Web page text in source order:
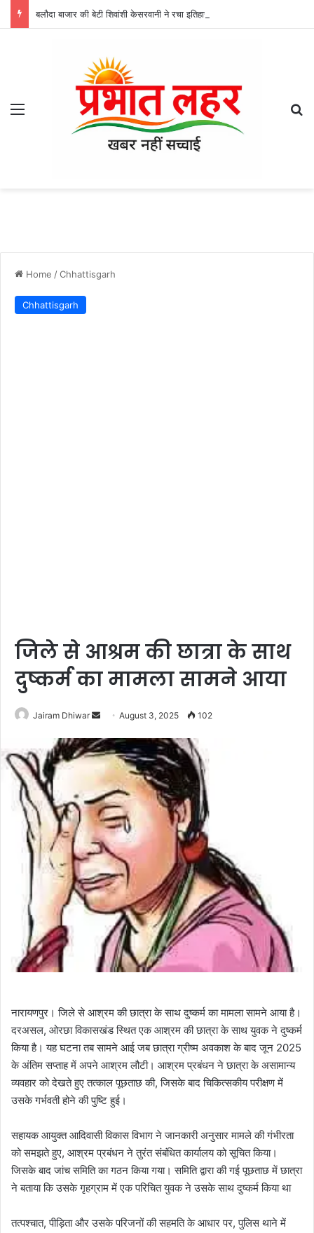
Menu
Home /Chhattisgarh
Chhattisgarh
जिले से आश्रम की छात्रा के साथ
दुष्कर्म का मामला सामने आया
Jairam Dhiwar
Send
email
August 3, 2025 102
नारायणपुर। जिले से आश्रम की छात्रा के साथ दुष्कर्म का मामला सामने आया है।
दरअसल, ओरछा विकासखंड स्थित एक आश्रम की छात्रा के साथ युवक ने दुष्कर्म
किया है। यह घटना तब सामने आई जब छात्रा ग्रीष्म अवकाश के बाद जून 2025
के अंतिम सप्ताह में अपने आश्रम लौटी। आश्रम प्रबंधन ने छात्रा के असामान्य
व्यवहार को देखते हुए तत्काल पूछताछ की, जिसके बाद चिकित्सकीय परीक्षण में
उसके गर्भवती होने की पुष्टि हुई।
सहायक आयुक्त आदिवासी विकास विभाग ने जानकारी अनुसार मामले की गंभीरता
को समझते हुए, आश्रम प्रबंधन ने तुरंत संबंधित कार्यालय को सूचित किया।
जिसके बाद जांच समिति का गठन किया गया। समिति द्वारा की गई पूछताछ में छात्रा
ने बताया कि उसके गृहग्राम में एक परिचित युवक ने उसके साथ दुष्कर्म किया था
तत्पश्चात, पीड़िता और उसके परिजनों की सहमति के आधार पर, पुलिस थाने में